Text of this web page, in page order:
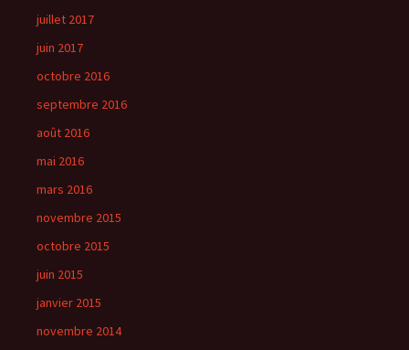
juillet 2017
juin 2017
octobre 2016
septembre 2016
août 2016
mai 2016
mars 2016
novembre 2015
octobre 2015
juin 2015
janvier 2015
novembre 2014